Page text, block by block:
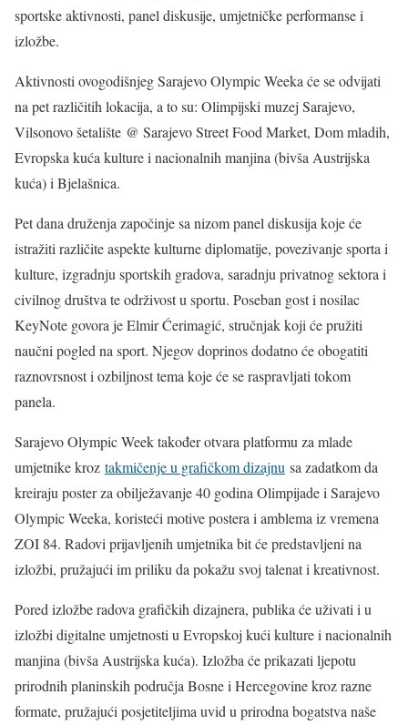
sportske aktivnosti, panel diskusije, umjetničke performanse i
izložbe.
Aktivnosti ovogodišnjeg Sarajevo Olympic Weeka će se odvijati
na pet različitih lokacija, a to su: Olimpijski muzej Sarajevo,
Vilsonovo šetalište @ Sarajevo Street Food Market, Dom mladih,
Evropska kuća kulture i nacionalnih manjina (bivša Austrijska
kuća) i Bjelašnica.
Pet dana druženja započinje sa nizom panel diskusija koje će
istražiti različite aspekte kulturne diplomatije, povezivanje sporta i
kulture, izgradnju sportskih gradova, saradnju privatnog sektora i
civilnog društva te održivost u sportu. Poseban gost i nosilac
KeyNote govora je Elmir Ćerimagić, stručnjak koji će pružiti
naučni pogled na sport. Njegov doprinos dodatno će obogatiti
raznovrsnost i ozbiljnost tema koje će se raspravljati tokom
panela.
Sarajevo Olympic Week također otvara platformu za mlade
umjetnike kroz takmičenje u grafičkom dizajnu sa zadatkom da
kreiraju poster za obilježavanje 40 godina Olimpijade i Sarajevo
Olympic Weeka, koristeći motive postera i amblema iz vremena
ZOI 84. Radovi prijavljenih umjetnika bit će predstavljeni na
izložbi, pružajući im priliku da pokažu svoj talenat i kreativnost.
Pored izložbe radova grafičkih dizajnera, publika će uživati i u
izložbi digitalne umjetnosti u Evropskoj kući kulture i nacionalnih
manjina (bivša Austrijska kuća). Izložba će prikazati ljepotu
prirodnih planinskih područja Bosne i Hercegovine kroz razne
formate, pružajući posjetiteljima uvid u prirodna bogatstva naše